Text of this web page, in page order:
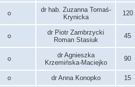
o
dr hab. Zuzanna Tomaś-
Krynicka
120
o
dr Piotr Zambrzycki
Roman Stasiuk
45
o
dr Agnieszka
Krzemińska-Maciejko
90
o dr Anna Konopko 15